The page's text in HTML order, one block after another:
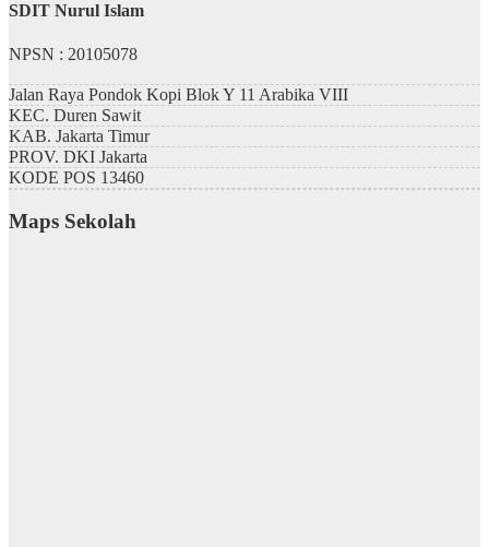
SDIT Nurul Islam
NPSN : 20105078
Jalan Raya Pondok Kopi Blok Y 11 Arabika VIII
KEC. Duren Sawit
KAB. Jakarta Timur
PROV. DKI Jakarta
KODE POS 13460
Maps Sekolah